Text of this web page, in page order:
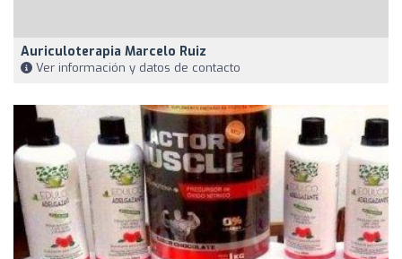
Auriculoterapia Marcelo Ruiz
Ver información y datos de contacto